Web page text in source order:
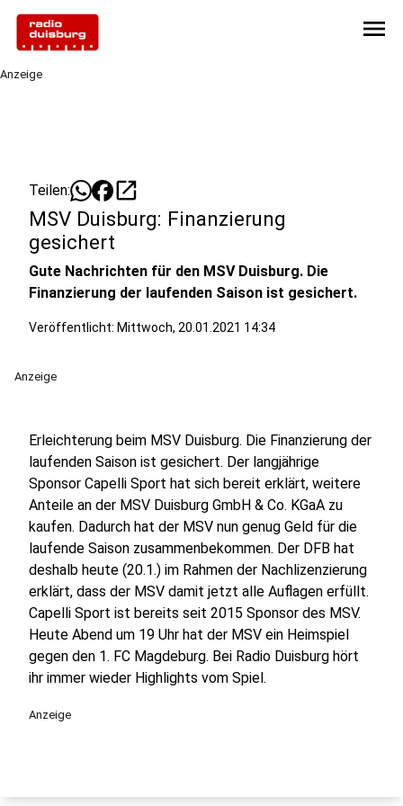
menu
Anzeige
Teilen: open_in_new
MSV Duisburg: Finanzierung
gesichert
Gute Nachrichten für den MSV Duisburg. Die
Finanzierung der laufenden Saison ist gesichert.
Veröffentlicht: Mittwoch, 20.01.2021 14:34
Anzeige
Erleichterung beim MSV Duisburg. Die Finanzierung der
laufenden Saison ist gesichert. Der langjährige
Sponsor Capelli Sport hat sich bereit erklärt, weitere
Anteile an der MSV Duisburg GmbH & Co. KGaA zu
kaufen. Dadurch hat der MSV nun genug Geld für die
laufende Saison zusammenbekommen. Der DFB hat
deshalb heute (20.1.) im Rahmen der Nachlizenzierung
erklärt, dass der MSV damit jetzt alle Auflagen erfüllt.
Capelli Sport ist bereits seit 2015 Sponsor des MSV.
Heute Abend um 19 Uhr hat der MSV ein Heimspiel
gegen den 1. FC Magdeburg. Bei Radio Duisburg hört
ihr immer wieder Highlights vom Spiel.
Anzeige